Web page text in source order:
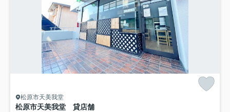
松原市天美我堂
松原市天美我堂 貸店舗